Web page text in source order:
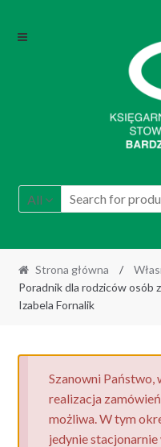
Skip
Skip
All
Strona główna /
Poradnik dla rodziców osób
Izabela Fornalik
Szanowni Państwo,
realizacja
możliwa. W tym
jedynie